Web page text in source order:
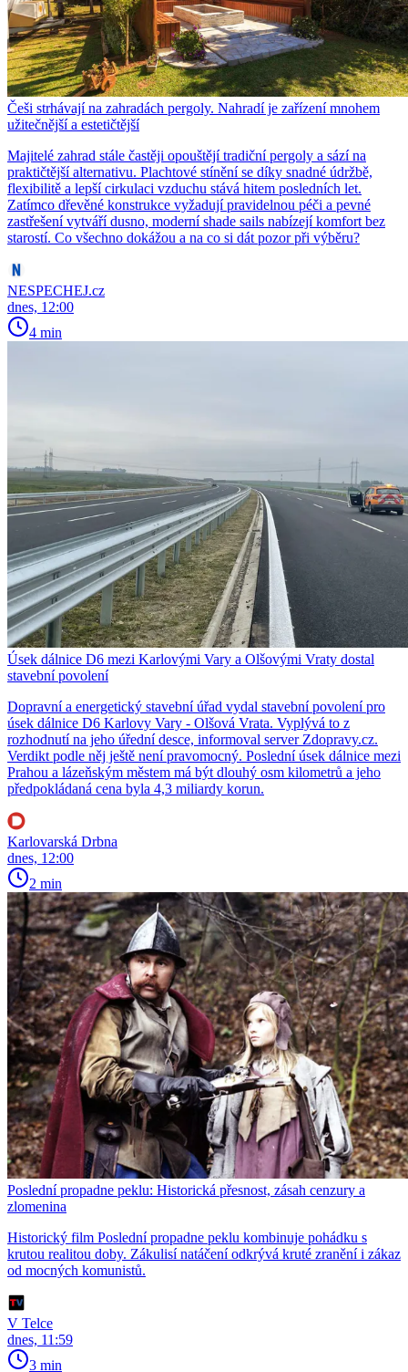
Češi strhávají na zahradách pergoly. Nahradí je zařízení mnohem
užitečnější a estetičtější
Majitelé zahrad stále častěji opouštějí tradiční pergoly a sází na
praktičtější alternativu. Plachtové stínění se díky snadné údržbě,
flexibilitě a lepší cirkulaci vzduchu stává hitem posledních let.
Zatímco dřevěné konstrukce vyžadují pravidelnou péči a pevné
zastřešení vytváří dusno, moderní shade sails nabízejí komfort bez
starostí. Co všechno dokážou a na co si dát pozor při výběru?
NESPECHEJ.cz
dnes, 12:00
4 min
Úsek dálnice D6 mezi Karlovými Vary a Olšovými Vraty dostal
stavební povolení
Dopravní a energetický stavební úřad vydal stavební povolení pro
úsek dálnice D6 Karlovy Vary - Olšová Vrata. Vyplývá to z
rozhodnutí na jeho úřední desce, informoval server Zdopravy.cz.
Verdikt podle něj ještě není pravomocný. Poslední úsek dálnice mezi
Prahou a lázeňským městem má být dlouhý osm kilometrů a jeho
předpokládaná cena byla 4,3 miliardy korun.
Karlovarská Drbna
dnes, 12:00
2 min
Poslední propadne peklu: Historická přesnost, zásah cenzury a
zlomenina
Historický film Poslední propadne peklu kombinuje pohádku s
krutou realitou doby. Zákulisí natáčení odkrývá kruté zranění i zákaz
od mocných komunistů.
V Telce
dnes, 11:59
3 min